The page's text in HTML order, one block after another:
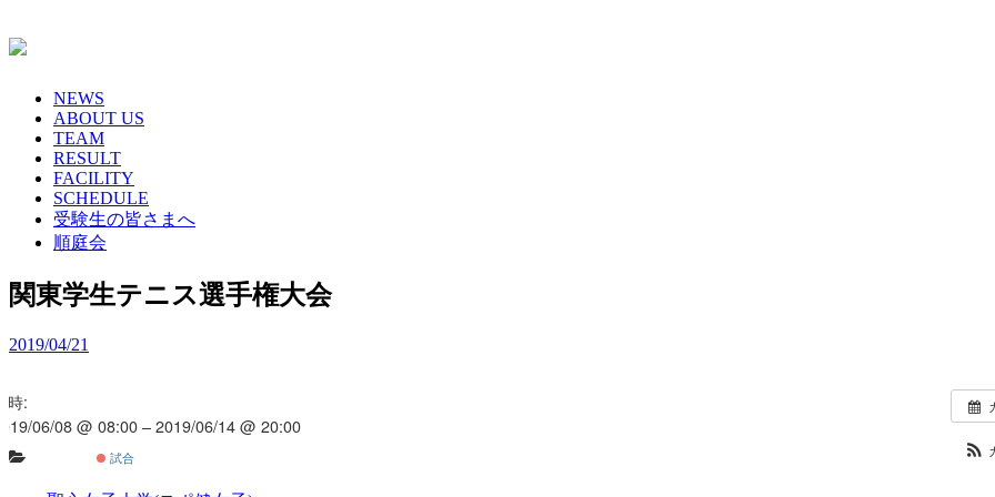
to
NEWS
ABOUT US
TEAM
RESULT
FACILITY
SCHEDULE
受験生の皆さまへ
順庭会
関東学生テニス選手権大会
2019/04/21
時:
06/08 @ 08:00 – 2019/06/14 @ 20:00
試合